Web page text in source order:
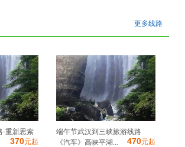
更多线路
-重新思索
370元起
端午节武汉到三峡旅游线路
《汽车》高峡平湖...
470元起